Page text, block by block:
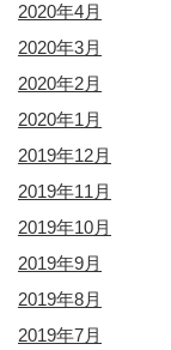
2020年4月
2020年3月
2020年2月
2020年1月
2019年12月
2019年11月
2019年10月
2019年9月
2019年8月
2019年7月